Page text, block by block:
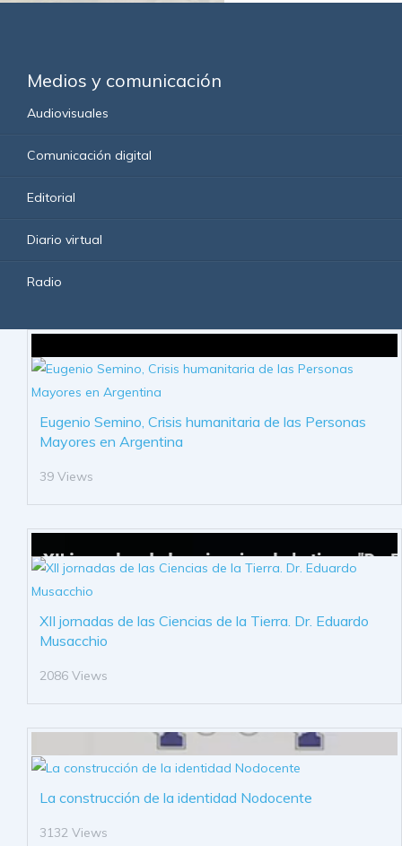
Medios y comunicación
Audiovisuales
Comunicación digital
Editorial
Diario virtual
Radio
Eugenio Semino, Crisis humanitaria de las Personas
Mayores en Argentina
39 Views
XII jornadas de las Ciencias de la Tierra. Dr. Eduardo
Musacchio
2086 Views
La construcción de la identidad Nodocente
3132 Views